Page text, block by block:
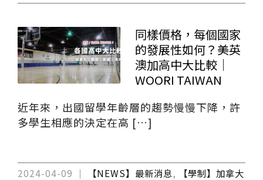
同樣價格，每個國家
的發展性如何？美英
澳加高中大比較｜
WOORI TAIWAN
近年來，出國留學年齡層的趨勢慢慢下降，許
多學生相應的決定在高 […]
2024-04-09 【NEWS】最新消息,
【學制】加拿大